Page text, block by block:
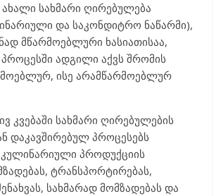
ახალი სახმარი ღირებულება
და საკონდიტრო ნაწარმი),
მწარმოებლური ხასიათისაა,
პროცესში ადგილი აქვს შრომის
ისე არამწარმოებლურ
კვებაში სახმარი ღირებულების
დაკავშირებულ პროცესებს
კულინარიული პროდუქციის
ტრანსპორტირებას,
სახმარად მომზადებას და